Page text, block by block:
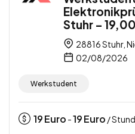
Stuhr –
28816 Stuhr,
02/08/2026
Werkstudent
19Euro -19Euro /